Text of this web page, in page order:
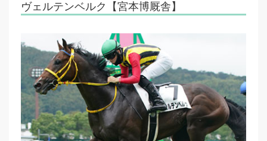
ヴェルテンベルク【宮本博厩舎】